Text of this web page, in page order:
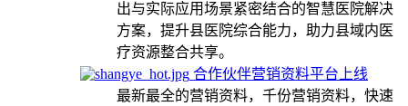
出与实际应用场景紧密结合的智慧医院解决
方案，提升县医院综合能力，助力县域内医
疗资源整合共享。
合作伙伴营销资料平台上线
最新最全的营销资料，千份营销资料，快速